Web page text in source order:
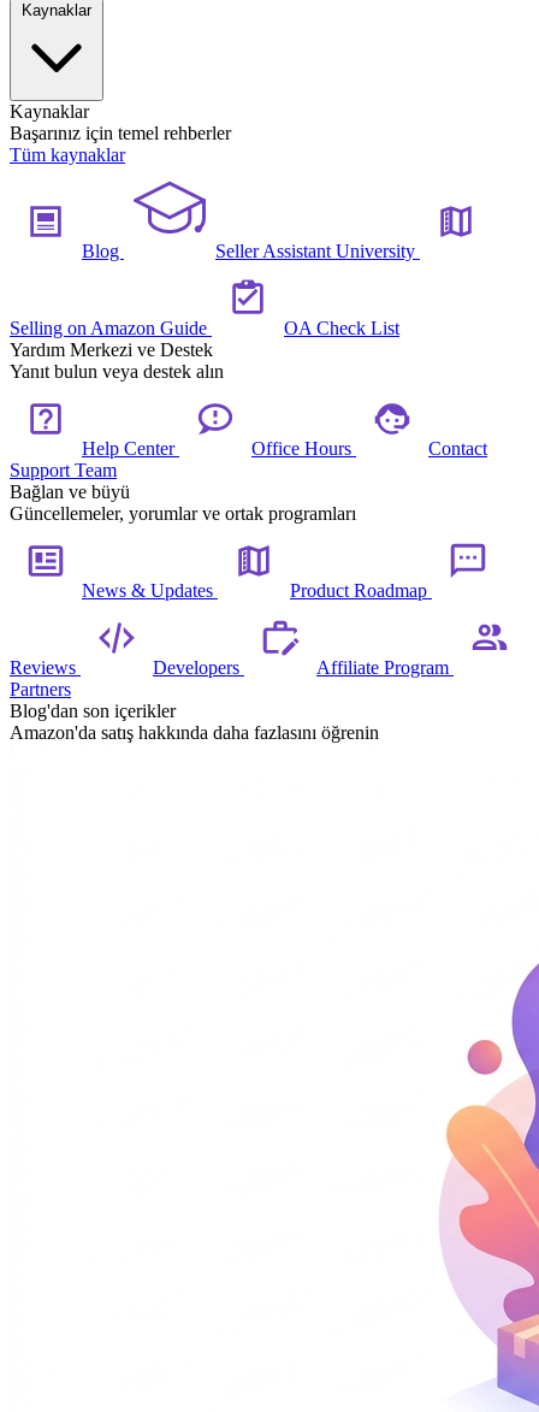
Kaynaklar
Kaynaklar
Başarınız için temel rehberler
Tüm kaynaklar
Blog Seller Assistant University
Selling on Amazon Guide
OA Check List
Yardım Merkezi ve Destek
Yanıt bulun veya destek alın
Help Center Office Hours
Contact
Support Team
Bağlan ve büyü
Güncellemeler, yorumlar ve ortak programları
News & Updates Product Roadmap
Reviews Developers
Affiliate Program
Partners
Blog'dan son içerikler
Amazon'da satış hakkında daha fazlasını öğrenin